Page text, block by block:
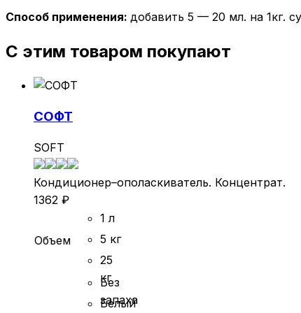
Способ применения: добавить 5 — 20 мл. на 1кг.
С этим товаром покупают
СОФТ
SOFT
Кондиционер–ополаскиватель. Концентрат.
1362 ₽
Объем
1 л
5 кг
25
кг
Без
запаха
Белый